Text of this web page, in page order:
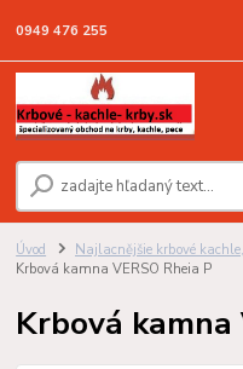
0949 476 255
Úvod Najlacnějšie krbové
Krbová kamna VERSO Rheia P
Krbová kamna